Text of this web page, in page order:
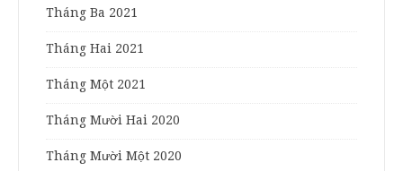
Tháng Ba 2021
Tháng Hai 2021
Tháng Một 2021
Tháng Mười Hai 2020
Tháng Mười Một 2020